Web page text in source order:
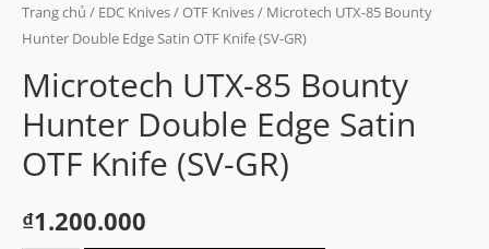
Trang chủ / EDC Knives/OTF Knives/ Microtech UTX-85 Bounty
Hunter Double Edge Satin OTF Knife (SV-GR)
Microtech UTX-85 Bounty
Hunter Double Edge Satin
OTF Knife (SV-GR)
₫1.200.000